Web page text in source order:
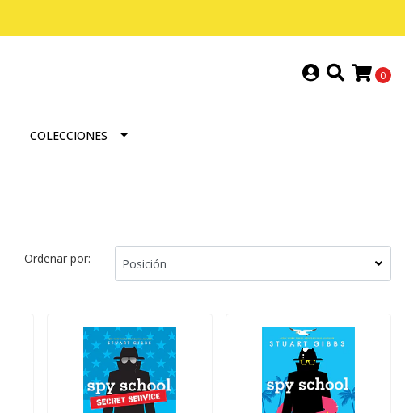
0
COLECCIONES
Ordenar por: